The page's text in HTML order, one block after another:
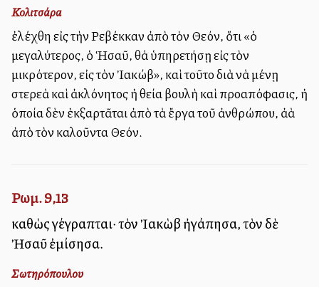
Κολιτσάρα
ἐλέχθη εἰς τὴν Ρεβέκκαν ἀπὸ τὸν Θεόν, ὅτι «ὁ
μεγαλύτερος, ὁ Ἡσαῦ, θὰ ὑπηρετήσῃ εἰς τὸν
μικρότερον, εἰς τὸν Ἰακώβ», καὶ τοῦτο διὰ νὰ μένῃ
στερεὰ καὶ ἀκλόνητος ἡ θεία βουλὴ καὶ προαπόφασις, ἡ
ὁποία δὲν ἐκξαρτᾶται ἀπὸ τὰ ἔργα τοῦ ἀνθρώπου, ἀλλὰ
ἀπὸ τὸν καλοῦντα Θεόν.
Ρωμ. 9,13
καθὼς γέγραπται· τὸν Ἰακὼβ ἠγάπησα, τὸν δὲ
Ἠσαῦ ἐμίσησα.
Σωτηρόπουλου